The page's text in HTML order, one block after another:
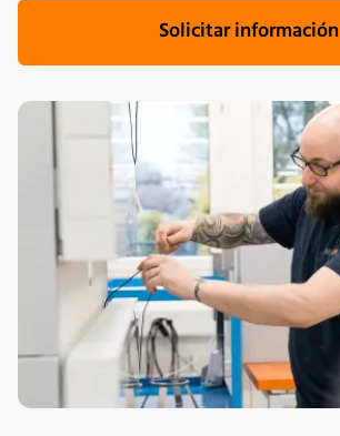
Solicitar información